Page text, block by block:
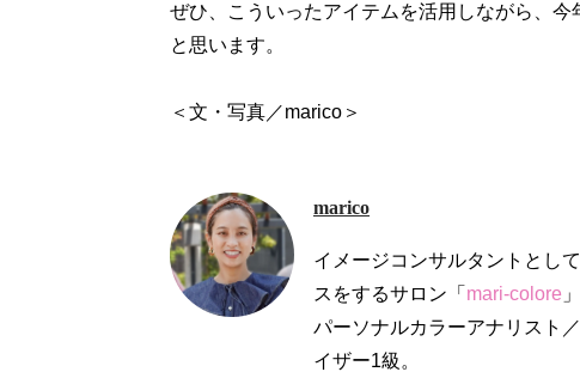
ぜひ、こういったアイテムを活用しながら、
と思います。
marico
イメージコンサルタントとし
スをするサロン「 mari-colore
パーソナルカラーアナリスト
イザー1級。